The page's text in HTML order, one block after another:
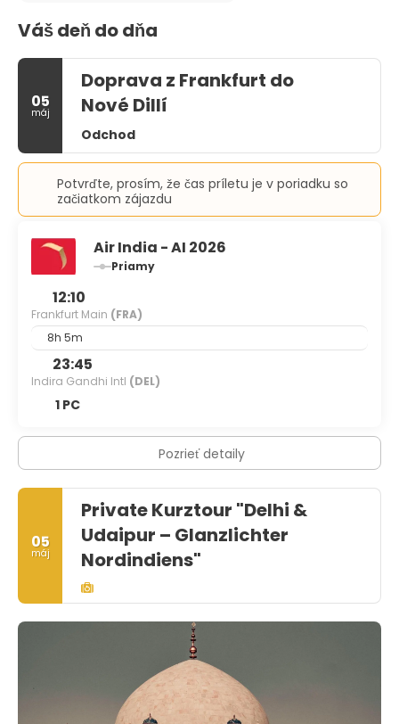
Váš deň do dňa
05
máj
Doprava z Frankfurt do
Nové Dillí
Odchod
Potvrďte, prosím, že čas príletu je v poriadku so
začiatkom zájazdu
Air India - AI 2026
Priamy
12:10
Frankfurt Main (FRA)
8h 5m
23:45
Indira Gandhi Intl (DEL)
1 PC
Pozrieť detaily
05
máj
Private Kurztour "Delhi &
Udaipur – Glanzlichter
Nordindiens"